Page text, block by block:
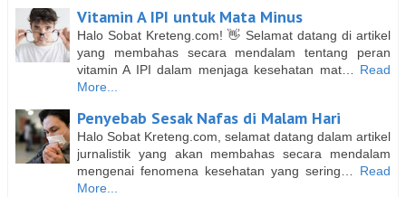
Vitamin A IPI untuk Mata Minus
Halo Sobat Kreteng.com! 👋 Selamat datang di artikel
yang membahas secara mendalam tentang peran
vitamin A IPI dalam menjaga kesehatan mat…
Read
More...
Penyebab Sesak Nafas di Malam Hari
Halo Sobat Kreteng.com, selamat datang dalam artikel
jurnalistik yang akan membahas secara mendalam
mengenai fenomena kesehatan yang sering…
Read
More...